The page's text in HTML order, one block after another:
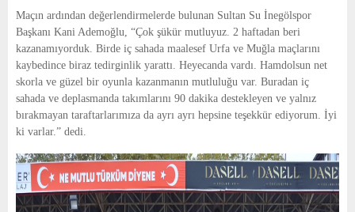
U
Maçın ardından değerlendirmelerde bulunan Sultan Su İnegölspor
Başkanı Kani Ademoğlu, “Çok şükür mutluyuz. 2 haftadan beri
kazanamıyorduk. Birde iç sahada maalesef Urfa ve Muğla maçlarını
kaybedince biraz tedirginlik yarattı. Heyecanda vardı. Hamdolsun net
skorla ve güzel bir oyunla kazanmanın mutluluğu var. Buradan iç
sahada ve deplasmanda takımlarını 90 dakika destekleyen ve yalnız
bırakmayan taraftarlarımıza da ayrı ayrı hepsine teşekkür ediyorum. İyi
ki varlar.” dedi.